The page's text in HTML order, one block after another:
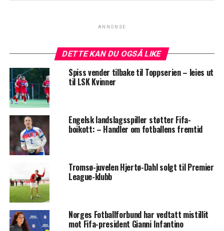
ANNONSE
DETTE KAN DU OGSÅ LIKE
Spiss vender tilbake til Toppserien – leies ut
til LSK Kvinner
Engelsk landslagsspiller støtter Fifa-
boikott: – Handler om fotballens fremtid
Tromsø-juvelen Hjertø-Dahl solgt til Premier
League-klubb
Norges Fotballforbund har vedtatt mistillit
mot Fifa-president Gianni Infantino